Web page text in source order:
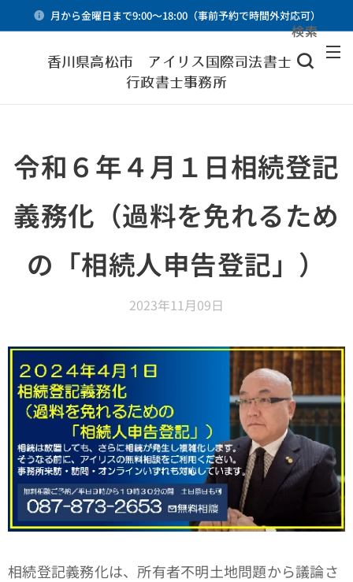
月から金曜日まで9:00～18:00（事前予約で時間外対応可）
香川県高松市 アイリス国際司法書士・
行政書士事務所
検索
令和６年４月１日相続登記
義務化（過料を免れるため
の「相続人申告登記」）
2023年11月09日
相続登記義務化は、所有者不明土地問題から議論さ